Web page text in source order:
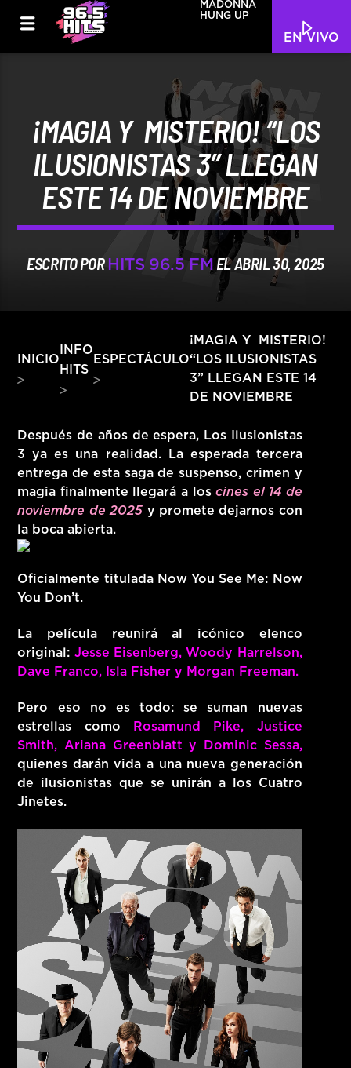
EN VIVO
MADONNA
HUNG UP
HITS – 96.5 FM
Hits – 96.5 FM
¡MAGIA Y MISTERIO! “LOS
ILUSIONISTAS 3” LLEGAN
ESTE 14 DE NOVIEMBRE
ESCRITO POR HITS 96.5 FM EL ABRIL 30, 2025
INICIO
INFO
HITS
ESPECTÁCULO
¡MAGIA Y MISTERIO!
“LOS ILUSIONISTAS
3” LLEGAN ESTE 14
DE NOVIEMBRE
Después de años de espera, Los Ilusionistas
3 ya es una realidad. La esperada tercera
entrega de esta saga de suspenso, crimen y
magia finalmente llegará a loscines el 14 de
noviembre de 2025 y promete dejarnos con
la boca abierta.
Oficialmente titulada Now You See Me: Now
You Don’t.
La película reunirá al icónico elenco
original: Jesse Eisenberg, Woody Harrelson,
Dave Franco, Isla Fisher y Morgan Freeman.
Pero eso no es todo: se suman nuevas
estrellas como
Rosamund Pike, Justice
Smith, Ariana Greenblatt y Dominic Sessa,
quienes darán vida a una nueva generación
de ilusionistas que se unirán a los Cuatro
Jinetes.